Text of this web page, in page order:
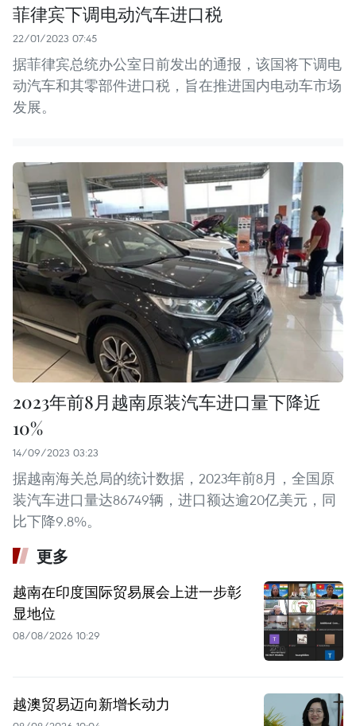
菲律宾下调电动汽车进口税
22/01/2023 07:45
据菲律宾总统办公室日前发出的通报，该国将下调电
动汽车和其零部件进口税，旨在推进国内电动车市场
发展。
2023年前8月越南原装汽车进口量下降近
10%
14/09/2023 03:23
据越南海关总局的统计数据，2023年前8月，全国原
装汽车进口量达86749辆，进口额达逾20亿美元，同
比下降9.8%。
更多
越南在印度国际贸易展会上进一步彰
显地位
08/08/2026 10:29
越澳贸易迈向新增长动力